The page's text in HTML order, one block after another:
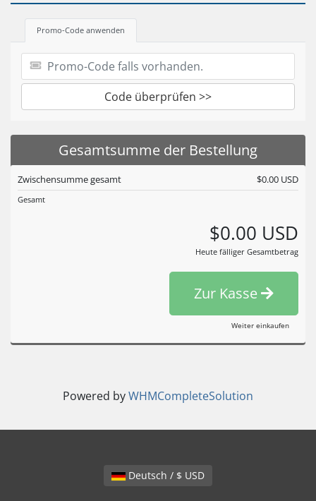
Promo-Code anwenden
Code überprüfen >>
Gesamtsumme der Bestellung
Zwischensumme gesamt $0.00 USD
Gesamt
$0.00 USD
Heute fälliger Gesamtbetrag
Zur Kasse
Weiter einkaufen
Powered byWHMCompleteSolution
Deutsch / $ USD